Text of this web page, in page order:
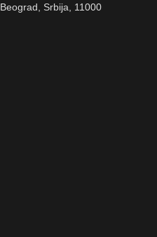
Beograd, Srbija, 11000